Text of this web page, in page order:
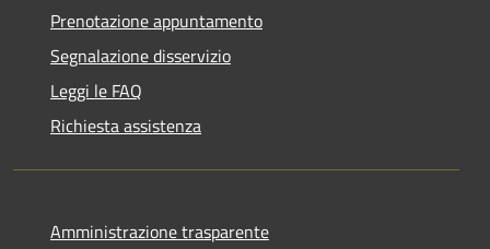
Prenotazione appuntamento
Segnalazione disservizio
Leggi le FAQ
Richiesta assistenza
Amministrazione trasparente